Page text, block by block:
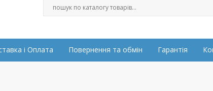
і Оплата Повернення та обмін Гарантія